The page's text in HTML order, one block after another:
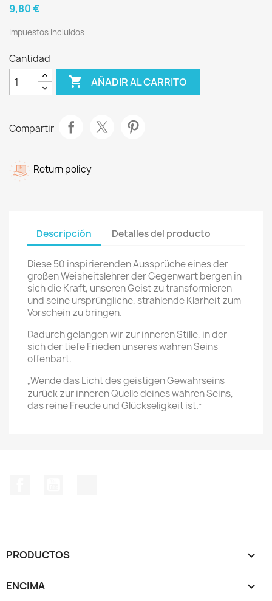
9,80 €
Impuestos incluidos
Cantidad
 AÑADIR AL CARRITO
Compartir
Return policy
Descripción Detalles del producto
Diese 50 inspirierenden Aussprüche eines der
großen Weisheitslehrer der Gegenwart bergen in
sich die Kraft, unseren Geist zu transformieren
und seine ursprüngliche, strahlende Klarheit zum
Vorschein zu bringen.
Dadurch gelangen wir zur inneren Stille, in der
sich der tiefe Frieden unseres wahren Seins
offenbart.
„Wende das Licht des geistigen Gewahrseins
zurück zur inneren Quelle deines wahren Seins,
das reine Freude und Glückseligkeit ist.“
PRODUCTOS 
ENCIMA 